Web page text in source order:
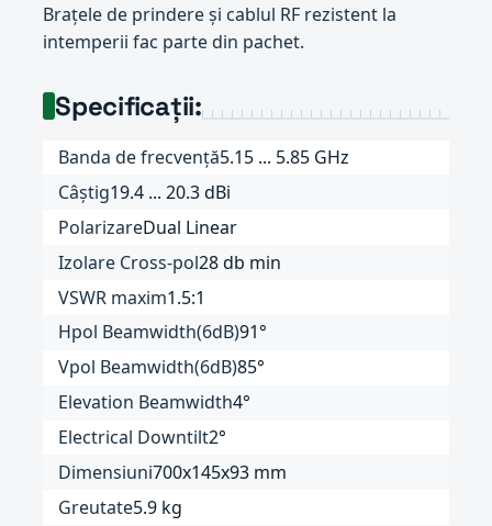
Brațele de prindere și cablul RF rezistent la
intemperii fac parte din pachet.
Specificații:
Banda de frecvență5.15 ... 5.85 GHz
Câștig19.4 ... 20.3 dBi
PolarizareDual Linear
Izolare Cross-pol28 db min
VSWR maxim1.5:1
Hpol Beamwidth(6dB)91°
Vpol Beamwidth(6dB)85°
Elevation Beamwidth4°
Electrical Downtilt2°
Dimensiuni700x145x93 mm
Greutate5.9 kg